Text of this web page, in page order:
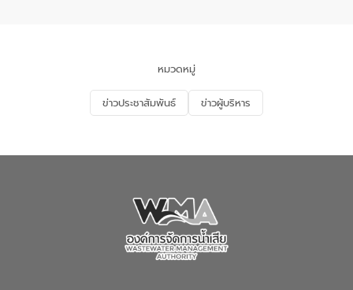
จัดการน้ำเสียและสร้างจิตสำนึกในการ
อนุรักษ์สิ่งแวดล้อม ในหัวข้อ “น้ำเสียชุมชน
และการบำบัดน้ำเสียเบื้องต้น” โดยให้ความรู้
เกี่ยวกับสาเหตุและผลกระทบของน้ำเสีย
ณ เทศบาลตำบลบางเลน จังหวัดนครปฐม
หมวดหมู่
ข่าวประชาสัมพันธ์ ข่าวผู้บริหาร